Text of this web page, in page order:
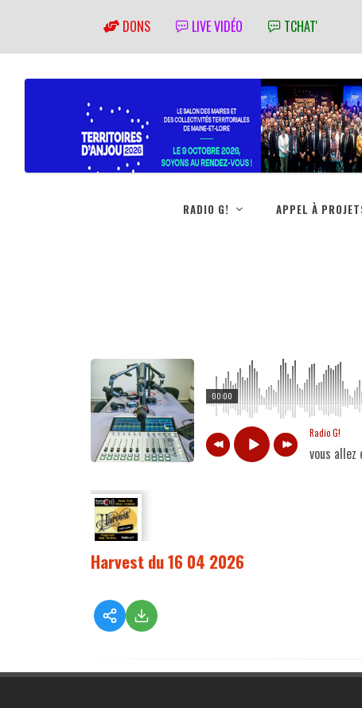
DONS LIVE VIDÉO TCHAT'
RADIO G! APPEL À
00:00
Radio G!
vous
Harvest du 16 04 2026